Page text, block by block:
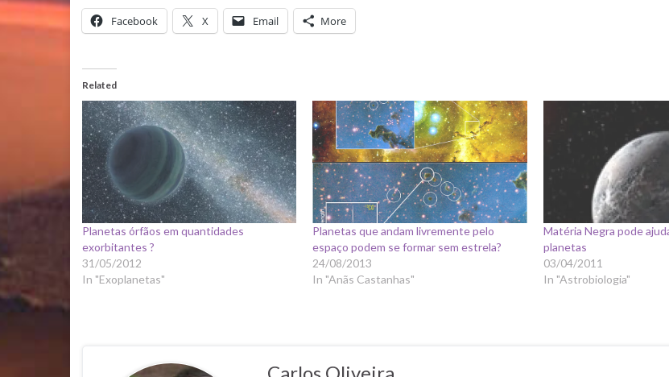
Facebook X Email More
Related
Planetas órfãos em quantidades
exorbitantes ?
31/05/2012
In "Exoplanetas"
Planetas que andam livremente pelo
espaço podem se formar sem estrela?
24/08/2013
In "Anãs Castanhas"
Matéria Negra pode
planetas
03/04/2011
In "Astrobiologia"